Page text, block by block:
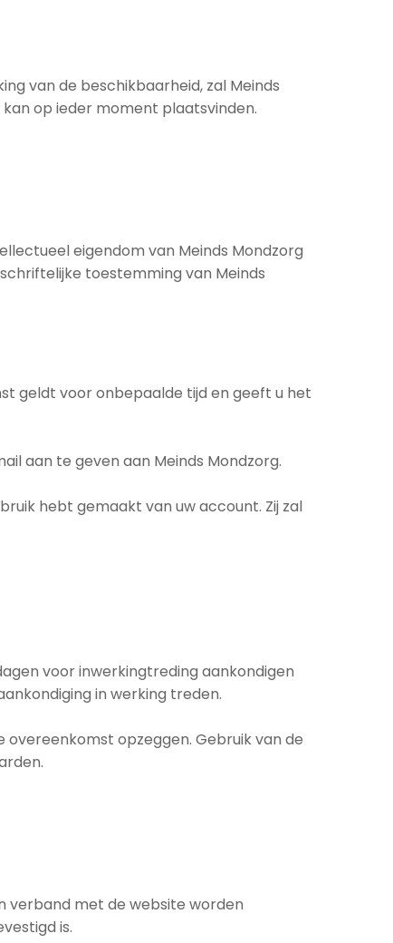
van de beschikbaarheid, zal Meinds
op ieder moment plaatsvinden.
eigendom van Meinds Mondzorg
toestemming van Meinds
geldt voor onbepaalde tijd en geeft u het
aan te geven aan Meinds Mondzorg.
hebt gemaakt van uw account. Zij zal
voor inwerkingtreding aankondigen
in werking treden.
opzeggen. Gebruik van de
verband met de website worden
is.